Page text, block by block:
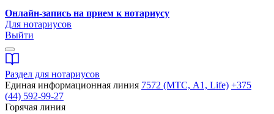
Онлайн-запись на прием к нотариусу
Для нотариусов
Выйти
Раздел для нотариусов
Единая информационная линия 7572 (МТС, A1, Life) +375
(44) 592-99-27
Горячая линия